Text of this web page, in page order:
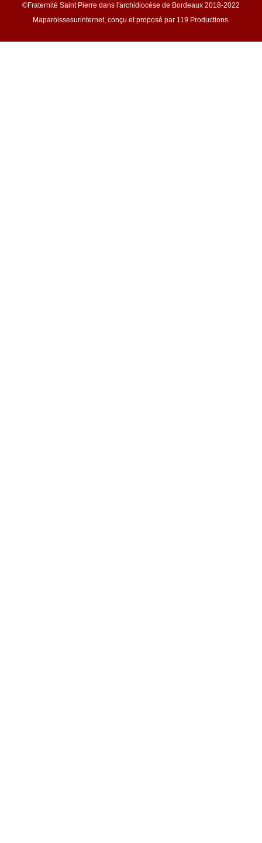
©Fraternité Saint Pierre dans l'archidiocèse de Bordeaux 2018-2022
Maparoissesurinternet, conçu et proposé par 119 Productions.